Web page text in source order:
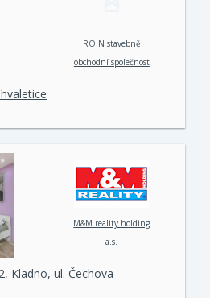
ROIN stavebně
obchodní společnost
M&M reality holding
a.s.
Kladno, ul. Čechova